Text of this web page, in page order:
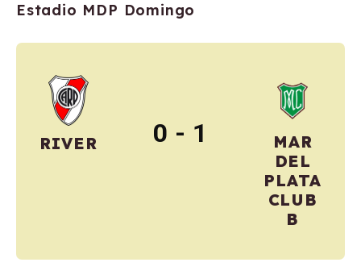
Estadio MDP Domingo
RIVER 0 - 1
MAR
DEL
PLATA
CLUB
B